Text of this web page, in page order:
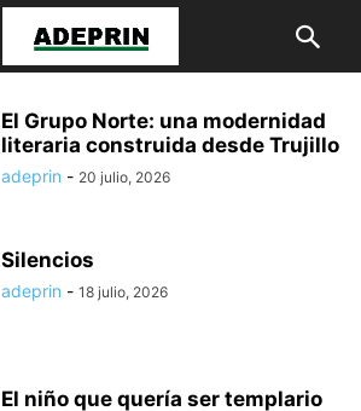
El Grupo Norte: una modernidad
literaria construida desde Trujillo
adeprin - 20 julio, 2026
Silencios
adeprin - 18 julio, 2026
El niño que quería ser templario